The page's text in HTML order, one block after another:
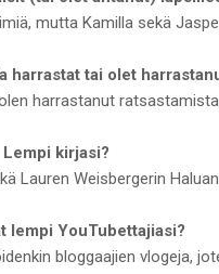
mutta Kamilla sekä
harrastat tai olet
harrastanut
Lempi kirjasi?
Lauren Weisbergerin
lempi YouTubettajiasi?
bloggaajien vlogeja,